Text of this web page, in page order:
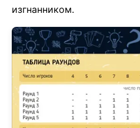
изгнанником.